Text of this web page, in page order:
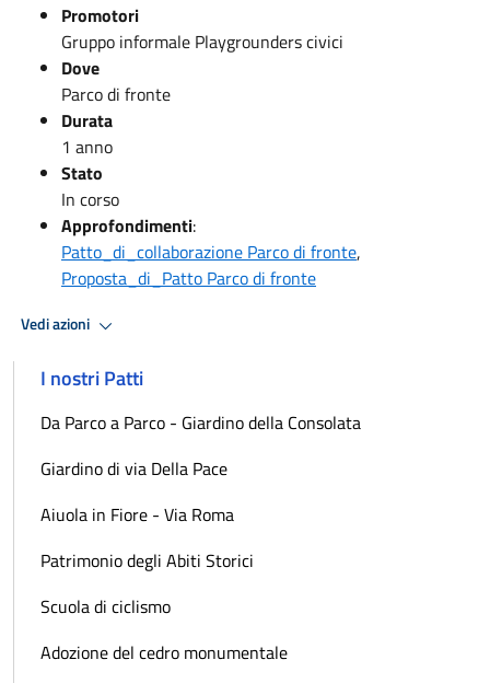
Promotori
Gruppo informale Playgrounders civici
Dove
Parco di fronte
Durata
1 anno
Stato
In corso
Approfondimenti:
Patto_di_collaborazione Parco di fronte,
Proposta_di_Patto Parco di fronte
Vedi azioni
I nostri Patti
Da Parco a Parco - Giardino della Consolata
Giardino di via Della Pace
Aiuola in Fiore - Via Roma
Patrimonio degli Abiti Storici
Scuola di ciclismo
Adozione del cedro monumentale